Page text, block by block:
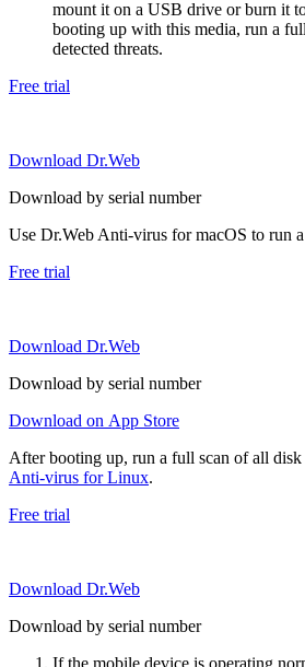
mount it on a USB drive or burn it
booting up with this media, run a
detected threats.
Free trial
Download Dr.Web
Download by serial number
Use Dr.Web Anti-virus for macOS to run
Free trial
Download Dr.Web
Download by serial number
Download on App Store
After booting up, run a full scan of all
Anti-virus for Linux.
Free trial
Download Dr.Web
Download by serial number